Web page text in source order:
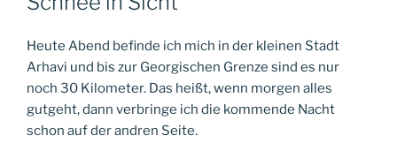
Heute Abend befinde ich mich in der kleinen Stadt
Arhavi und bis zur Georgischen Grenze sind es nur
noch 30 Kilometer. Das heißt, wenn morgen alles
gutgeht, dann verbringe ich die kommende Nacht
schon auf der andren Seite.